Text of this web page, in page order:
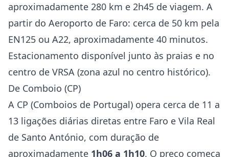
aproximadamente 280 km e 2h45 de viagem. A
partir do Aeroporto de Faro: cerca de 50 km pela
EN125 ou A22, aproximadamente 40 minutos.
Estacionamento disponível junto às praias e no
centro de VRSA (zona azul no centro histórico).
De Comboio (CP)
A CP (Comboios de Portugal) opera cerca de 11 a
13 ligações diárias diretas entre Faro e Vila Real
de Santo António, com duração de
aproximadamente 1h06 a 1h10. O preço começa